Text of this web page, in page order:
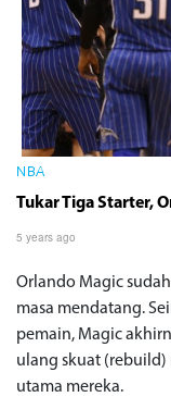
NBA
Tukar Tiga Starter,
5 years ago
Orlando Magic
masa mendatang.
pemain, Magic
ulang skuat (rebuild)
utama mereka.